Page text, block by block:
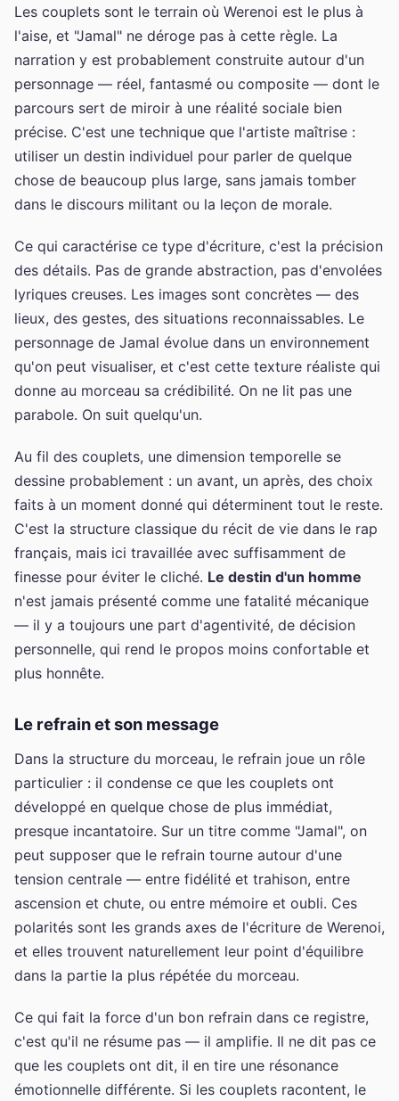
Les couplets sont le terrain où Werenoi est le plus à
l'aise, et "Jamal" ne déroge pas à cette règle. La
narration y est probablement construite autour d'un
personnage — réel, fantasmé ou composite — dont le
parcours sert de miroir à une réalité sociale bien
précise. C'est une technique que l'artiste maîtrise :
utiliser un destin individuel pour parler de quelque
chose de beaucoup plus large, sans jamais tomber
dans le discours militant ou la leçon de morale.
Ce qui caractérise ce type d'écriture, c'est la précision
des détails. Pas de grande abstraction, pas d'envolées
lyriques creuses. Les images sont concrètes — des
lieux, des gestes, des situations reconnaissables. Le
personnage de Jamal évolue dans un environnement
qu'on peut visualiser, et c'est cette texture réaliste qui
donne au morceau sa crédibilité. On ne lit pas une
parabole. On suit quelqu'un.
Au fil des couplets, une dimension temporelle se
dessine probablement : un avant, un après, des choix
faits à un moment donné qui déterminent tout le reste.
C'est la structure classique du récit de vie dans le rap
français, mais ici travaillée avec suffisamment de
finesse pour éviter le cliché. Le destin d'un homme
n'est jamais présenté comme une fatalité mécanique
— il y a toujours une part d'agentivité, de décision
personnelle, qui rend le propos moins confortable et
plus honnête.
Le refrain et son message
Dans la structure du morceau, le refrain joue un rôle
particulier : il condense ce que les couplets ont
développé en quelque chose de plus immédiat,
presque incantatoire. Sur un titre comme "Jamal", on
peut supposer que le refrain tourne autour d'une
tension centrale — entre fidélité et trahison, entre
ascension et chute, ou entre mémoire et oubli. Ces
polarités sont les grands axes de l'écriture de Werenoi,
et elles trouvent naturellement leur point d'équilibre
dans la partie la plus répétée du morceau.
Ce qui fait la force d'un bon refrain dans ce registre,
c'est qu'il ne résume pas — il amplifie. Il ne dit pas ce
que les couplets ont dit, il en tire une résonance
émotionnelle différente. Si les couplets racontent, le